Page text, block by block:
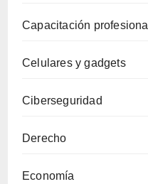
Capacitación profesional
Celulares y gadgets
Ciberseguridad
Derecho
Economía